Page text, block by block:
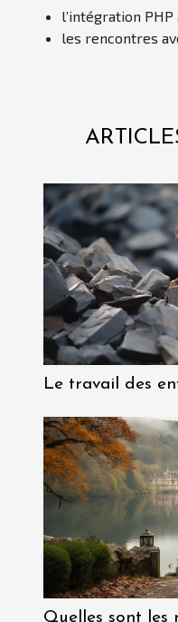
l’intégration
les rencontres
Le travail des
Quelles sont les